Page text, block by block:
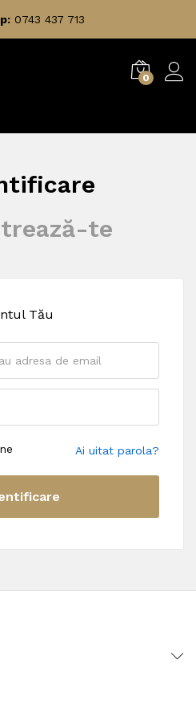
0743 437 713
0
te
Tău
Ai uitat parola?
pentru a-ți susține
web, pentru a administra